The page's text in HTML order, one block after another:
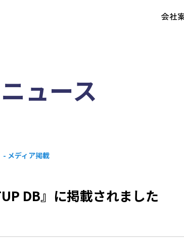
会社
ニュース
- メディア掲載
DB』に掲載されました